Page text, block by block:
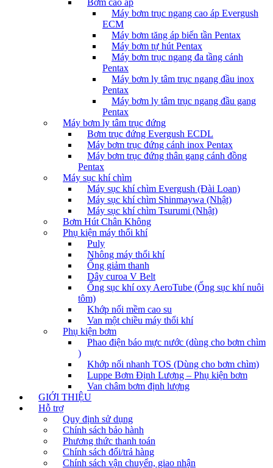
Bơm cao áp
Máy bơm trục ngang cao áp Evergush
ECM
Máy bơm tăng áp biến tần Pentax
Máy bơm tự hút Pentax
Máy bơm trục ngang đa tầng cánh
Pentax
Máy bơm ly tâm trục ngang đầu inox
Pentax
Máy bơm ly tâm trục ngang đầu gang
Pentax
Máy bơm ly tâm trục đứng
Bơm trục đứng Evergush ECDL
Máy bơm trục đứng cánh inox Pentax
Máy bơm trục đứng thân gang cánh đồng
Pentax
Máy sục khí chìm
Máy sục khí chìm Evergush (Đài Loan)
Máy sục khí chìm Shinmaywa (Nhật)
Máy sục khí chìm Tsurumi (Nhật)
Bơm Hút Chân Không
Phụ kiện máy thổi khí
Puly
Nhông máy thổi khí
Ống giảm thanh
Dây curoa V Belt
Ống sục khí oxy AeroTube (Ống sục khí nuôi
tôm)
Khớp nối mềm cao su
Van một chiều máy thổi khí
Phụ kiện bơm
Phao điện báo mực nước (dùng cho bơm chìm
)
Khớp nối nhanh TOS (Dùng cho bơm chìm)
Luppe Bơm Định Lượng – Phụ kiện bơm
Van châm bơm định lượng
GIỚI THIỆU
Hỗ trợ
Quy định sử dụng
Chính sách bảo hành
Phương thức thanh toán
Chính sách đổi/trả hàng
Chính sách vận chuyển, giao nhận